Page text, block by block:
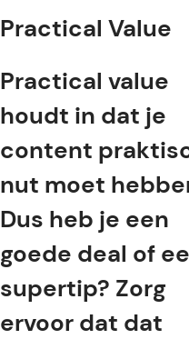
Practical Value
Practical value
houdt in dat je
content
nut moet
Dus heb je een
goede deal of
supertip? Zorg
ervoor dat dat